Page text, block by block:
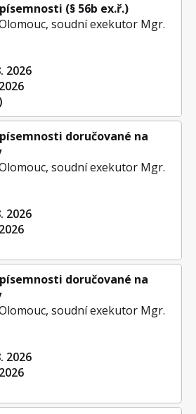
(§ 56b ex.ř.)
soudní exekutor Mgr.
2026
doručované na
soudní exekutor Mgr.
2026
doručované na
soudní exekutor Mgr.
2026